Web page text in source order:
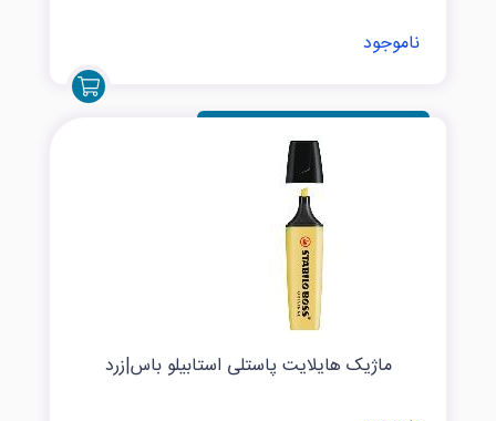
ناموجود
ماژیک هایلایت پاستلی استابیلو باس|زرد